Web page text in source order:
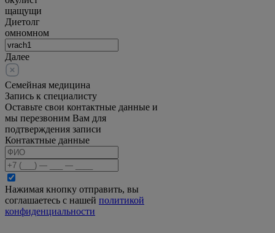
щащущи
Диетолг
омномном
Далее
Семейная медицина
Запись к специалисту
Оставьте свои контактные данные и
мы перезвоним Вам для
подтверждения записи
Контактные данные
Нажимая кнопку отправить, вы
соглашаетесь с нашей политикой
конфиденциальности